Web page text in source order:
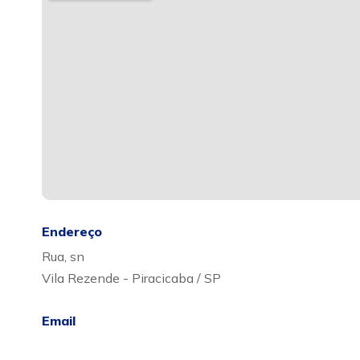
Endereço
Rua, sn
Vila Rezende - Piracicaba / SP
Email